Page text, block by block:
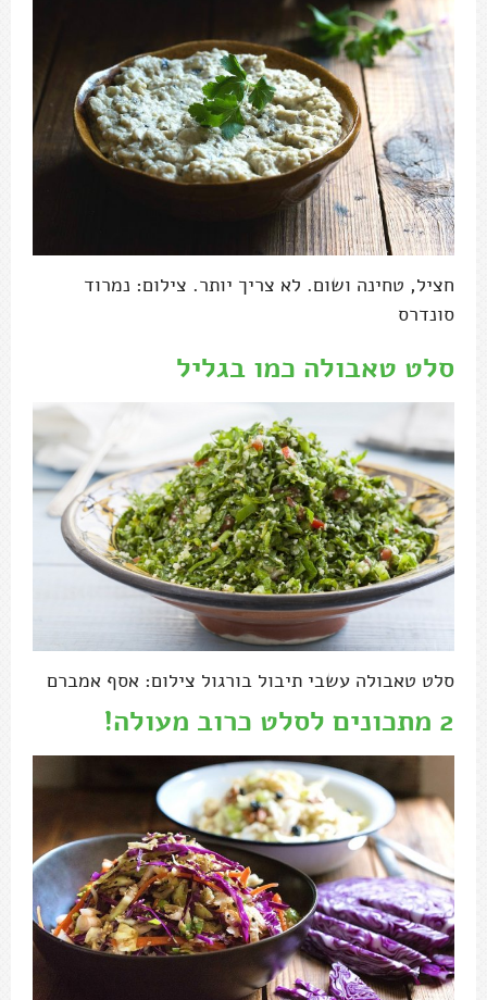
חציל, טחינה ושום. לא צריך יותר. צילום: נמרוד
סונדרס
סלט טאבולה כמו בגליל
סלט טאבולה עשבי תיבול בורגול צילום: אסף אמברם
2 מתכונים לסלט כרוב מעולה!